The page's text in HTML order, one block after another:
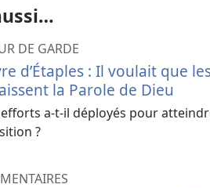
DE GARDE
d’Étaples : Il voulait que
la Parole de Dieu
a-​t-​il déployés pour
?